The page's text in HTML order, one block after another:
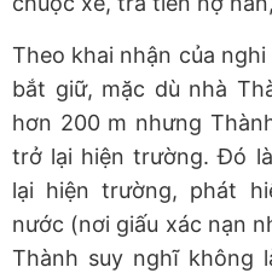
Theo khai nhận của
bắt giữ, mặc dù nhà
hơn 200 m nhưng
trở lại hiện trường. Đó
lại hiện trường, phát
nước (nơi giấu xác nạn
Thành suy nghĩ không